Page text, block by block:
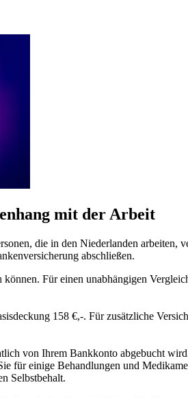
mit der Arbeit
die in den Niederlanden arbeiten,
abschließen.
Für einen unabhängigen
158 €,-. Für zusätzliche
von Ihrem Bankkonto abgebucht
für einige Behandlungen und
Selbstbehalt.